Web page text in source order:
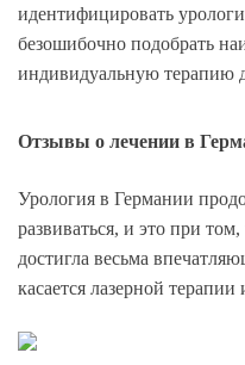
идентифицировать
безошибочно подобрать
индивидуальную терапию
Отзывы о лечении в
Урология в Германии
развиваться, и это при
достигла весьма
касается лазерной